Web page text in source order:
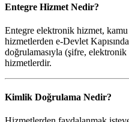
Entegre Hizmet Nedir?
Entegre elektronik hizmet,
hizmetlerden e-Devlet
doğrulamasıyla (şifre,
hizmetlerdir.
Kimlik Doğrulama Nedir?